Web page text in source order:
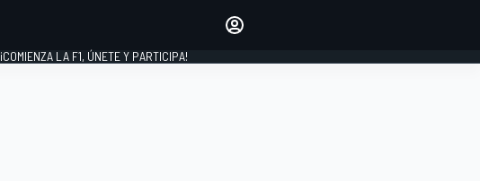
INICIAR SESIÓN
¡COMIENZA LA F1, ÚNETE Y PARTICIPA!